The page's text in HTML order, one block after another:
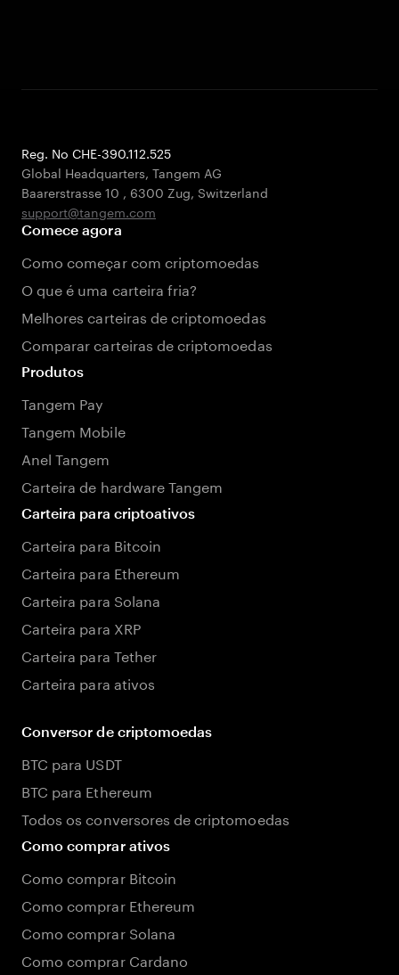
Reg. No CHE-390.112.525
Global Headquarters, Tangem AG
Baarerstrasse 10 , 6300 Zug, Switzerland
support@tangem.com
Comece agora
Como começar com criptomoedas
O que é uma carteira fria?
Melhores carteiras de criptomoedas
Comparar carteiras de criptomoedas
Produtos
Tangem Pay
Tangem Mobile
Anel Tangem
Carteira de hardware Tangem
Carteira para criptoativos
Carteira para Bitcoin
Carteira para Ethereum
Carteira para Solana
Carteira para XRP
Carteira para Tether
Carteira para ativos
Conversor de criptomoedas
BTC para USDT
BTC para Ethereum
Todos os conversores de criptomoedas
Como comprar ativos
Como comprar Bitcoin
Como comprar Ethereum
Como comprar Solana
Como comprar Cardano